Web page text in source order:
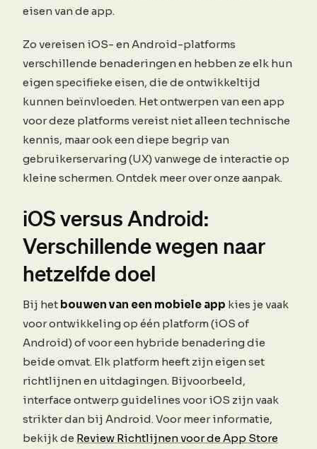
eisen van de app.
Zo vereisen iOS- en Android-platforms
verschillende benaderingen en hebben ze elk hun
eigen specifieke eisen, die de ontwikkeltijd
kunnen beïnvloeden. Het ontwerpen van een app
voor deze platforms vereist niet alleen technische
kennis, maar ook een diepe begrip van
gebruikerservaring (UX) vanwege de interactie op
kleine schermen. Ontdek meer over onze aanpak.
iOS versus Android:
Verschillende wegen naar
hetzelfde doel
Bij het bouwen van een mobiele app kies je vaak
voor ontwikkeling op één platform (iOS of
Android) of voor een hybride benadering die
beide omvat. Elk platform heeft zijn eigen set
richtlijnen en uitdagingen. Bijvoorbeeld,
interface ontwerp guidelines voor iOS zijn vaak
strikter dan bij Android. Voor meer informatie,
bekijk de Review Richtlijnen voor de App Store